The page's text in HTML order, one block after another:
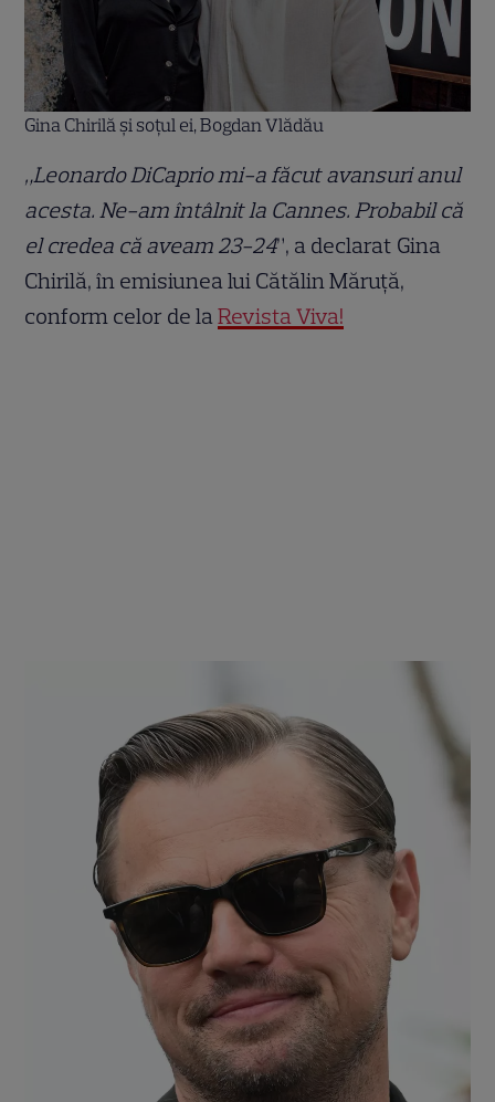
Gina Chirilă și soțul ei, Bogdan Vlădău
„Leonardo DiCaprio mi-a făcut avansuri anul
acesta. Ne-am întâlnit la Cannes. Probabil că
el credea că aveam 23-24”, a declarat Gina
Chirilă, în emisiunea lui Cătălin Măruță,
conform celor de laRevista Viva!